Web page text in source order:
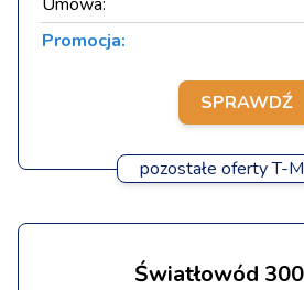
Promocja:
SPRAWDŹ
pozostałe oferty T-
Światłowód